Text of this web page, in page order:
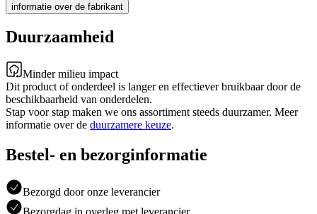
informatie over de fabrikant
Duurzaamheid
Minder milieu impact
Dit product of onderdeel is langer en effectiever bruikbaar door de
beschikbaarheid van onderdelen.
Stap voor stap maken we ons assortiment steeds duurzamer. Meer
informatie over de duurzamere keuze.
Bestel- en bezorginformatie
Bezorgd door onze leverancier